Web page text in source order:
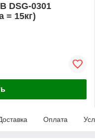
DSG-0301
= 15кг)
Оплата